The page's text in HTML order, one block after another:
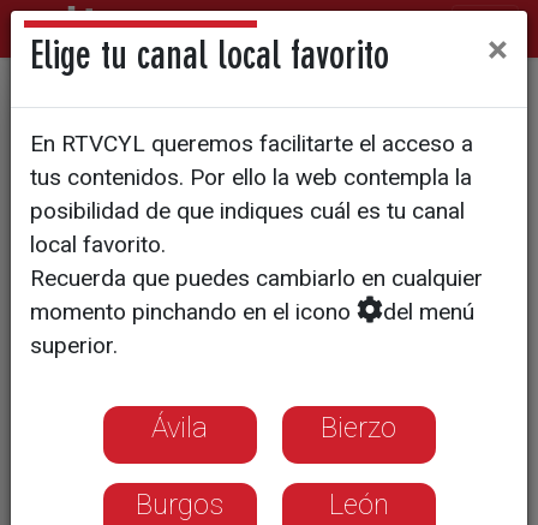
Hospitalización a domicilio,
humanizando la sanidad
Elige tu canal local favorito ×
En RTVCYL queremos facilitarte el acceso a
tus contenidos. Por ello la web contempla la
posibilidad de que indiques cuál es tu canal
local favorito.
Recuerda que puedes cambiarlo en cualquier
momento pinchando en el icono
del menú
superior.
Ávila Bierzo
Burgos León